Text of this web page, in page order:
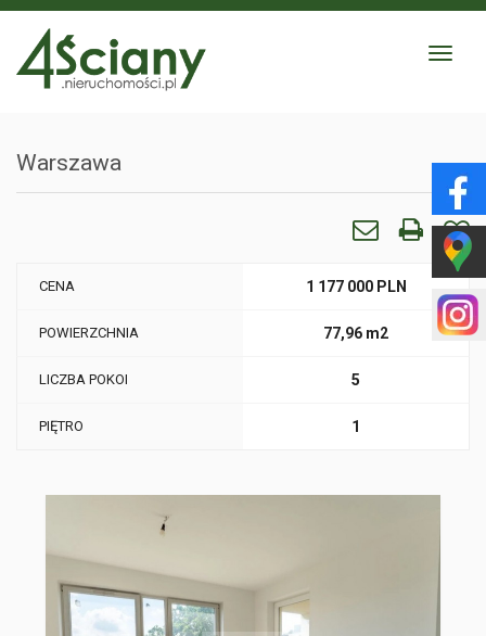
Toggle
Warszawa
CENA 1 177 000 PLN
POWIERZCHNIA 77,96 m2
LICZBA POKOI 5
PIĘTRO 1